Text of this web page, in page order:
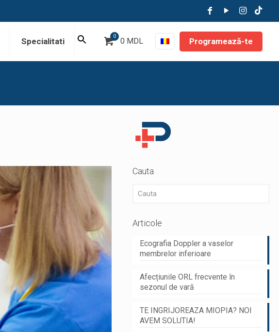
Specialitati
0
0 MDL Programează-te
Cauta
Articole
Ecografia Doppler a vaselor
membrelor inferioare
Afecțiunile ORL frecvente în
sezonul de vară
TE INGRIJOREAZA MIOPIA? NOI
AVEM SOLUTIA!